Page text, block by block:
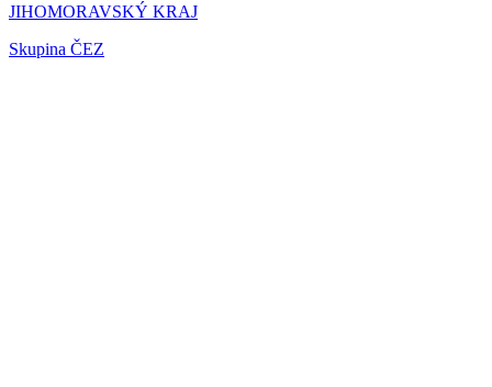
JIHOMORAVSKÝ KRAJ
Skupina ČEZ